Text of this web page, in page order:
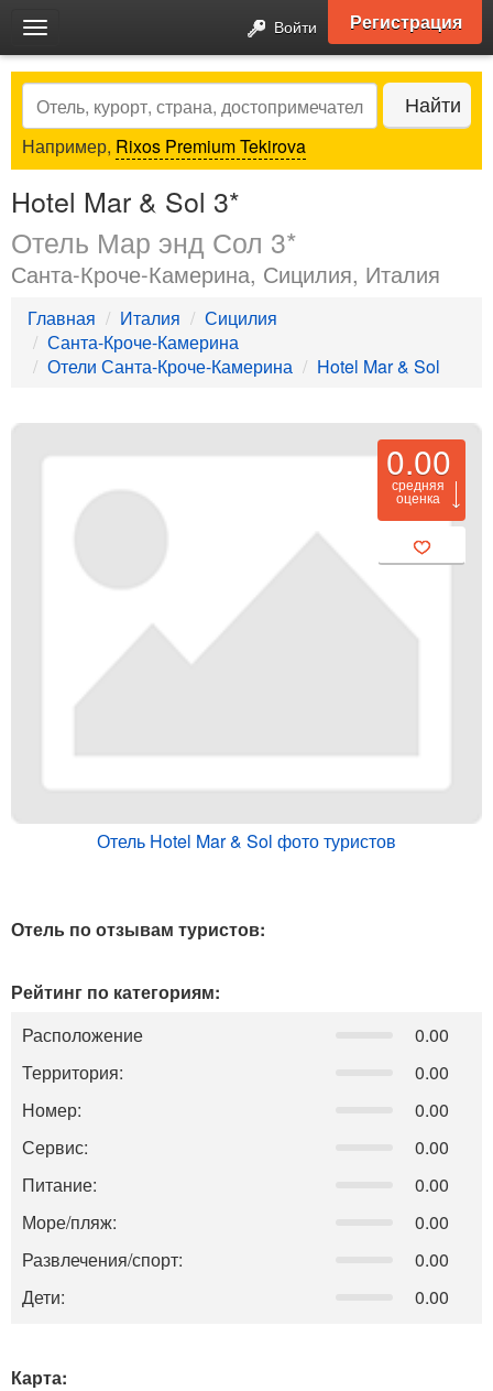
Toggle
navigation
Войти Регистрация
Search Найти
Например, Rixos Premium Tekirova
Hotel Mar & Sol 3*
Отель Мар энд Сол 3*
Санта-Кроче-Камерина, Сицилия, Италия
Главная Италия
Сицилия
Санта-Кроче-Камерина
Отели Санта-Кроче-Камерина
Hotel Mar & Sol
0.00
средняя
оценка
Отель Hotel Mar & Sol фото туристов
Отель по отзывам туристов:
Рейтинг по категориям:
Расположение
0.00
Территория:
0.00
Номер:
0.00
Сервис:
0.00
Питание:
0.00
Море/пляж:
0.00
Развлечения/спорт:
0.00
Дети:
0.00
Карта: